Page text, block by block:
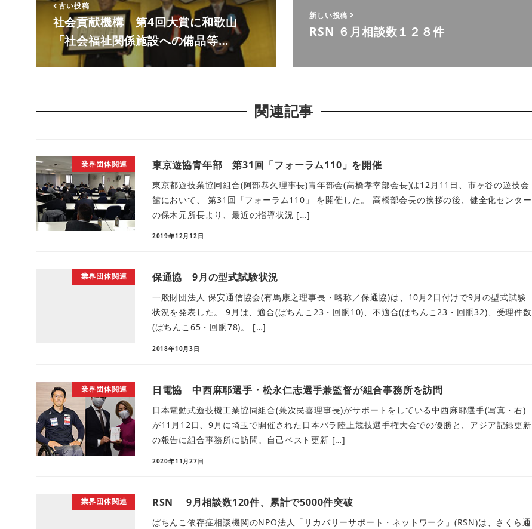
古い投稿
社会貢献機構 第4回大賞に和歌山
「社会福祉関係施設への備品等…
新しい投稿
RSN ６月相談数１２８件
関連記事
業界団体関連 東京遊協青年部 第31回「フォーラム110」を開催
東京都遊技業協同組合(阿部恭久理事長)青年部会(高橋孝幸部会長)は12月11日、市ヶ谷の遊技会
館において、 第31回「フォーラム110」 を開催した。 高橋部会長の挨拶の後、健全化センター
の保木元所長より、最近の指導状況 […]
2019年12月12日
業界団体関連 保通協 9月の型式試験状況
一般財団法人 保安通信協会(有馬康之理事長・略称／保通協)は、10月2日付けで9月の型式試験
状況を発表した。 9月は、適合(ぱちんこ23・回胴10)、不適合(ぱちんこ23・回胴32)、受理件数
(ぱちんこ65・回胴78)。 […]
2018年10月3日
業界団体関連 日電協 中西麻耶選手・松永仁志選手兼監督が組合事務所を訪問
日本電動式遊技機工業協同組合(兼次民喜理事長)がサポートをしている中西麻耶選手(写真・右)
が11月12日、9月に埼玉で開催された日本パラ陸上競技選手権大会での優勝と、アジア記録更新
の報告に組合事務所に訪問。自己ベスト更新 […]
2020年11月27日
業界団体関連 RSN 9月相談数120件、累計で5000件突破
ぱちんこ依存症相談機関のNPO法人「リカバリーサポート・ネットワーク」(RSN)は、さくら通